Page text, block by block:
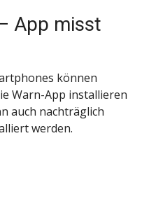
App misst
können
Warn-App installieren
auch nachträglich
werden.